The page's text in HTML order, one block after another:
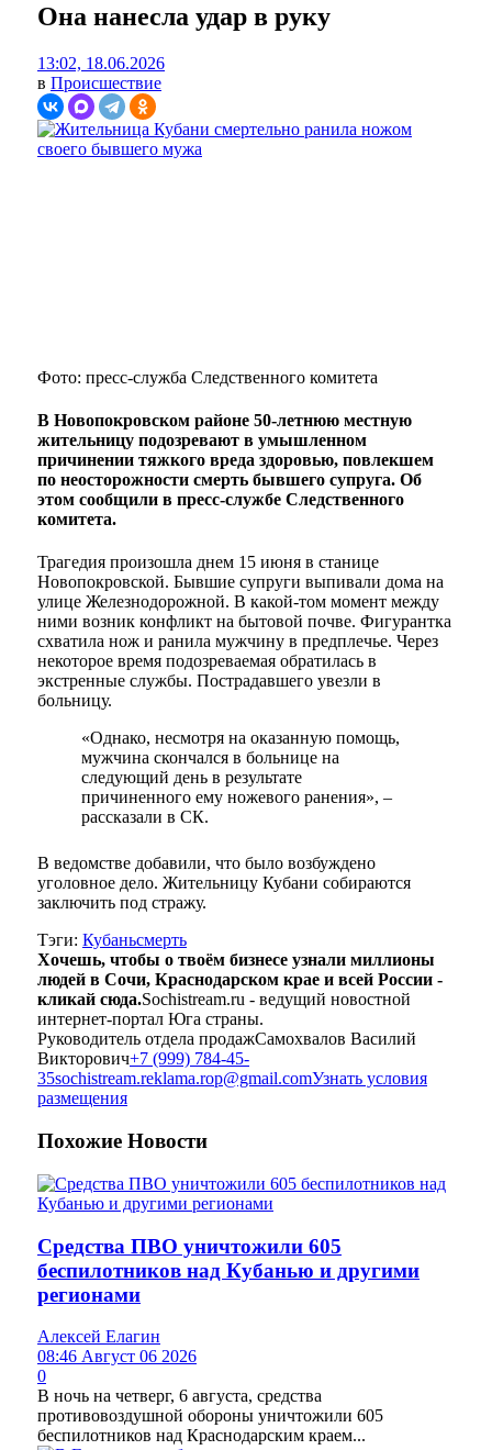
Она нанесла удар в руку
13:02, 18.06.2026
в Происшествие
Фото: пресс-служба Следственного комитета
В Новопокровском районе 50-летнюю местную
жительницу подозревают в умышленном
причинении тяжкого вреда здоровью, повлекшем
по неосторожности смерть бывшего супруга. Об
этом сообщили в пресс-службе Следственного
комитета.
Трагедия произошла днем 15 июня в станице
Новопокровской. Бывшие супруги выпивали дома на
улице Железнодорожной. В какой-том момент между
ними возник конфликт на бытовой почве. Фигурантка
схватила нож и ранила мужчину в предплечье. Через
некоторое время подозреваемая обратилась в
экстренные службы. Пострадавшего увезли в
больницу.
«Однако, несмотря на оказанную помощь,
мужчина скончался в больнице на
следующий день в результате
причиненного ему ножевого ранения», –
рассказали в СК.
В ведомстве добавили, что было возбуждено
уголовное дело. Жительницу Кубани собираются
заключить под стражу.
Тэги: Кубаньсмерть
Хочешь, чтобы о твоём бизнесе узнали миллионы
людей в Сочи, Краснодарском крае и всей России -
кликай сюда.Sochistream.ru - ведущий новостной
интернет-портал Юга страны.
Руководитель отдела продажСамохвалов Василий
Викторович+7 (999) 784-45-
35sochistream.reklama.rop@gmail.comУзнать условия
размещения
Похожие Новости
Средства ПВО уничтожили 605
беспилотников над Кубанью и другими
регионами
Алексей Елагин
08:46 Август 06 2026
0
В ночь на четверг, 6 августа, средства
противовоздушной обороны уничтожили 605
беспилотников над Краснодарским краем...